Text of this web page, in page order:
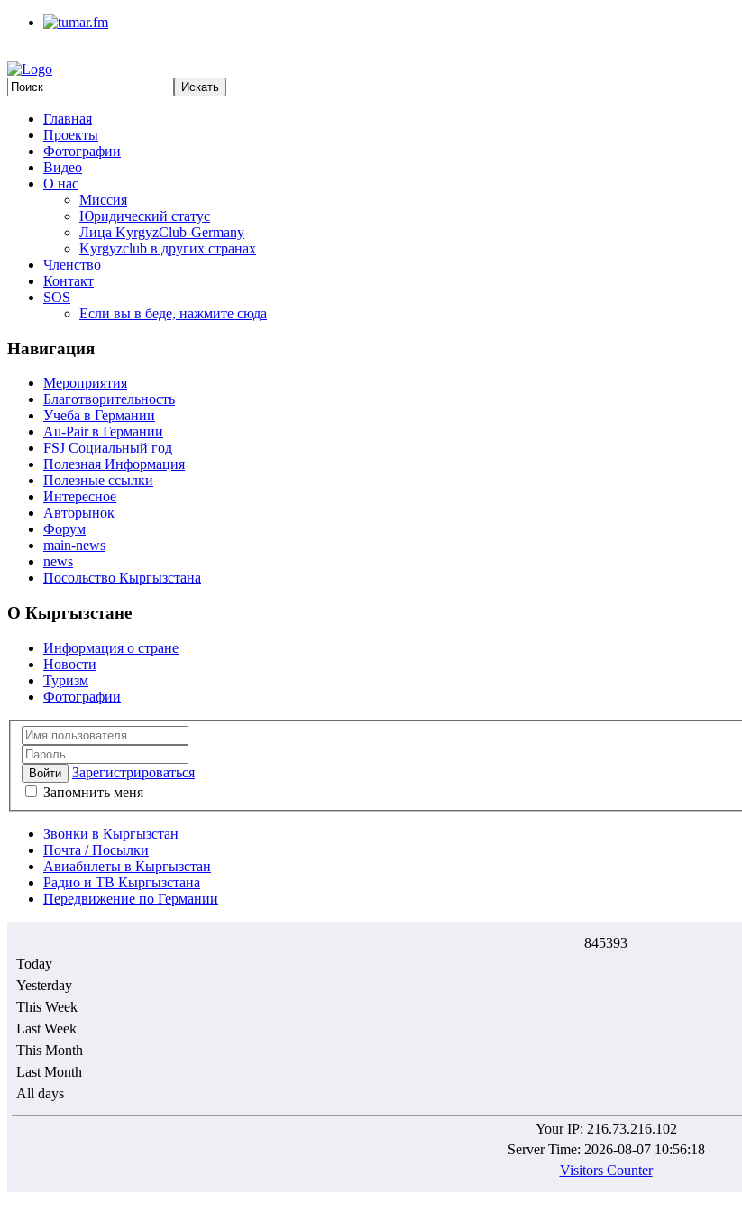
Главная
Проекты
Фотографии
Видео
О нас
Миссия
Юридический статус
Лица KyrgyzClub-Germany
Kyrgyzclub в других странах
Членство
Контакт
SOS
Если вы в беде, нажмите сюда
Навигация
Мероприятия
Благотворительность
Учеба в Германии
Au-Pair в Германии
FSJ Социальный год
Полезная Информация
Полезные ссылки
Интересное
Авторынок
Форум
main-news
news
Посольство Кыргызстана
О Кыргызстане
Информация о стране
Новости
Туризм
Фотографии
Войти
Зарегистрироваться
Запомнить меня
Звонки в Кыргызстан
Почта / Посылки
Авиабилеты в Кыргызстан
Радио и ТВ Кыргызстана
Передвижение по Германии
845393
Today
Yesterday
This Week
Last Week
This Month
Last Month
All days
Your IP: 216.73.216.102
Server Time: 2026-08-07 10:56:18
Visitors Counter